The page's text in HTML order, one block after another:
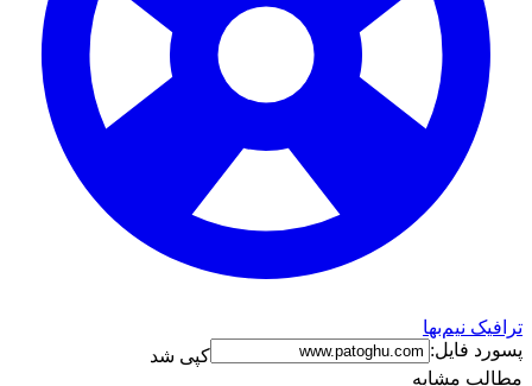
نیم‌بها
فایل:
کپی شد
مشابه